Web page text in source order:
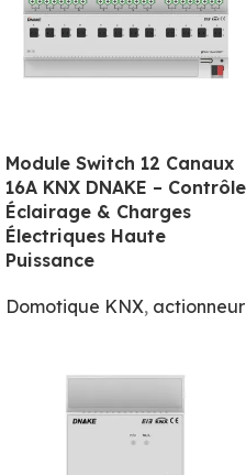
Module Switch 12 Canaux
16A KNX DNAKE – Contrôle
Éclairage & Charges
Électriques Haute
Puissance
Domotique KNX, actionneur